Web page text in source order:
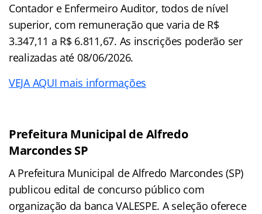
Contador e Enfermeiro Auditor, todos de nível
superior, com remuneração que varia de R$
3.347,11 a R$ 6.811,67. As inscrições poderão ser
realizadas até 08/06/2026.
VEJA AQUI mais informações
Prefeitura Municipal de Alfredo
Marcondes SP
A Prefeitura Municipal de Alfredo Marcondes (SP)
publicou edital de concurso público com
organização da banca VALESPE. A seleção oferece